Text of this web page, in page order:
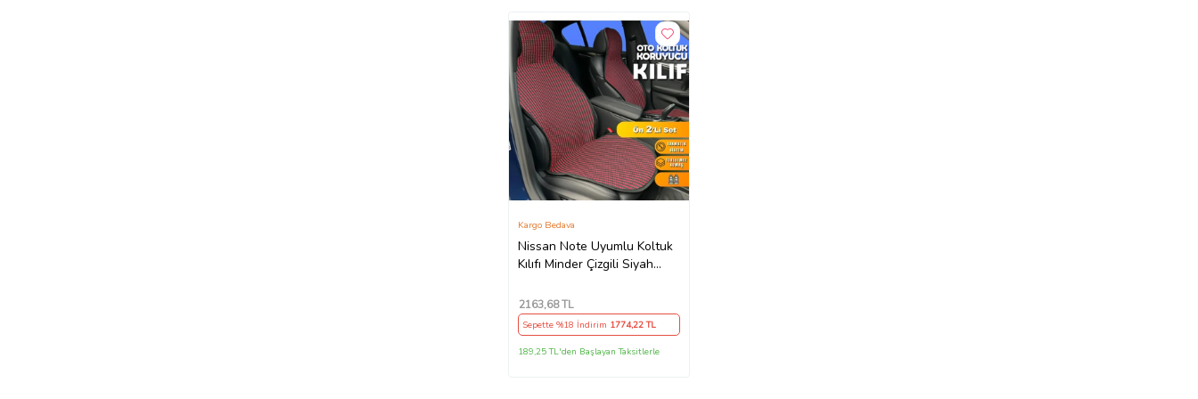
Nissan Note Uyumlu Koltuk
Kılıfı Minder Çizgili Siyah
Kargo Bedava
2163,68 TL
Sepette %18 İndirim 1774,22 TL
189,25 TL'den Başlayan Taksitlerle